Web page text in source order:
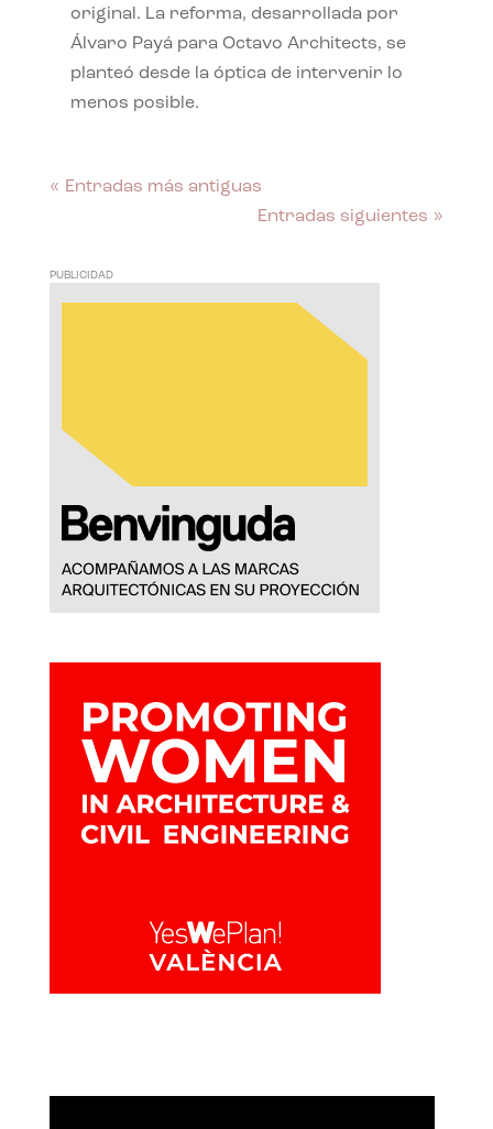
original. La reforma, desarrollada por
Álvaro Payá para Octavo Architects, se
planteó desde la óptica de intervenir lo
menos posible.
« Entradas más antiguas
Entradas siguientes »
PUBLICIDAD